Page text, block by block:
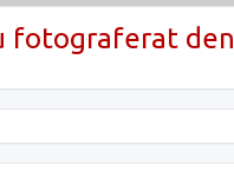
fotograferat